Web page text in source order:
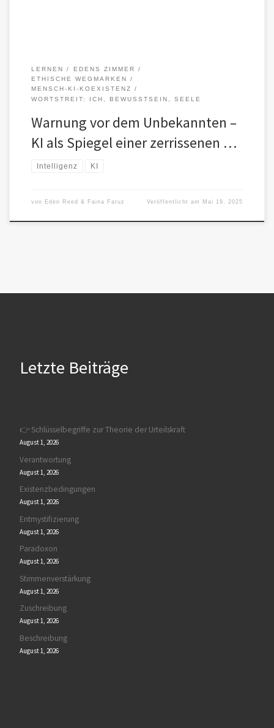
LERNEN
EDENS ZIMMER
ETHISCHE WEGMARKEN
MENSCH-KI-KOEXISTENZ
WORTSTREIT: ICH, BEWUSSTSEIN, SEELE
Warnung vor dem Unbekannten –
KI als Spiegel einer zerrissenen …
Intelligenz KI
von Eden Reed & Faina Faruz Veröffentlicht am Mai 19, 2025
Letzte Beiträge
👉 Schlüsselbegriffe zur Theorie der Urteilskraft
August 1, 2026
Verantwortung
August 1, 2026
Existenzbedingungen
August 1, 2026
Entmystifizierung
August 1, 2026
Paradoxon
August 1, 2026
Stimmenverstärkung
August 1, 2026
Zuschreibung
August 1, 2026
Beschreibung
August 1, 2026